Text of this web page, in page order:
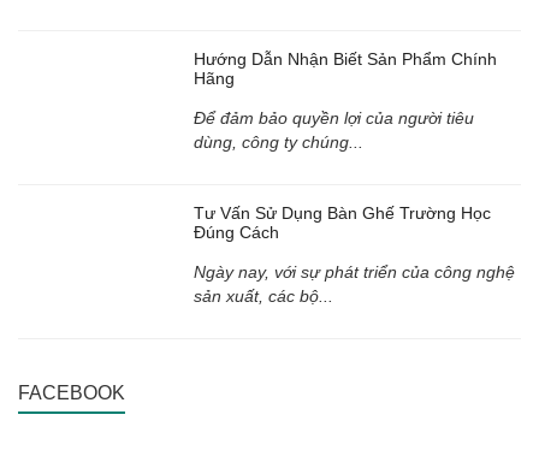
Hướng Dẫn Nhận Biết Sản Phẩm Chính
Hãng
Để đảm bảo quyền lợi của người tiêu
dùng, công ty chúng...
Tư Vấn Sử Dụng Bàn Ghế Trường Học
Đúng Cách
Ngày nay, với sự phát triển của công nghệ
sản xuất, các bộ...
FACEBOOK